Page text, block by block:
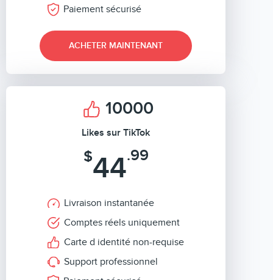
Paiement sécurisé
ACHETER MAINTENANT
10000
Likes sur TikTok
$44.99
Livraison instantanée
Comptes réels uniquement
Carte d identité non-requise
Support professionnel